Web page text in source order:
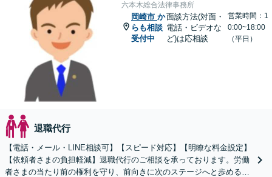
六本木総合法律事務所
岡崎市 か
らも相談
受付中
面談方法(対面・
電話・ビデオな
ど)は応相談
営業時間：1
0:00~18:00
（平日）
退職代行
【電話・メール・LINE相談可】【スピード対応】【明瞭な料金設定】
【依頼者さまの負担軽減】退職代行のご相談を承っております。労働
者さまの当たり前の権利を守り、前向きに次のステージへと歩めるよ